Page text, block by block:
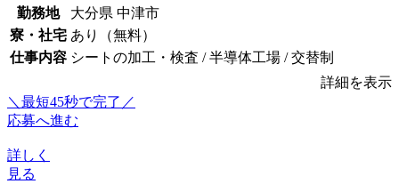
勤務地
大分県 中津市
寮・社宅 あり（無料）
仕事内容 シートの加工・検査 / 半導体工場 / 交替制
詳細を表示
＼最短45秒で完了／
応募へ進む
詳しく
見る